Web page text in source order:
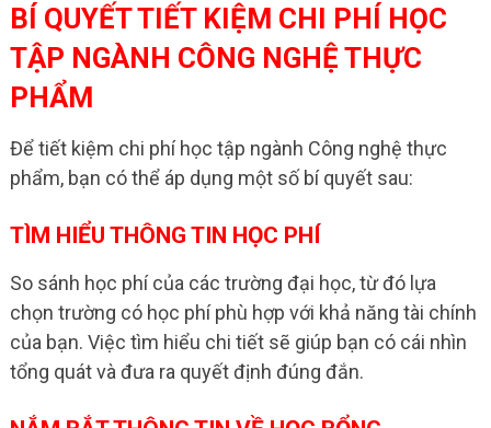
BÍ QUYẾT TIẾT KIỆM CHI PHÍ HỌC
TẬP NGÀNH CÔNG NGHỆ THỰC
PHẨM
Để tiết kiệm chi phí học tập ngành Công nghệ thực
phẩm, bạn có thể áp dụng một số bí quyết sau:
TÌM HIỂU THÔNG TIN HỌC PHÍ
So sánh học phí của các trường đại học, từ đó lựa
chọn trường có học phí phù hợp với khả năng tài chính
của bạn. Việc tìm hiểu chi tiết sẽ giúp bạn có cái nhìn
tổng quát và đưa ra quyết định đúng đắn.